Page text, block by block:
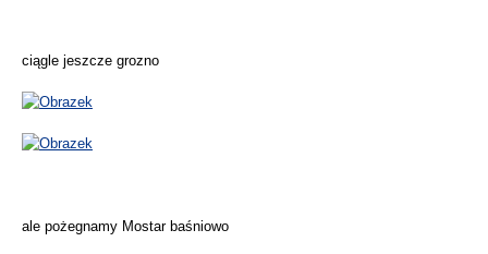
ciągle jeszcze grozno
ale pożegnamy Mostar baśniowo